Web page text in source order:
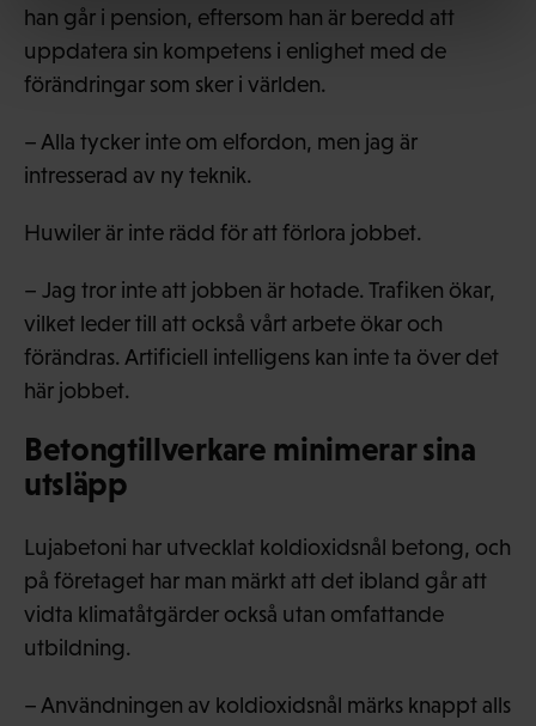
han går i pension, eftersom han är beredd att
uppdatera sin kompetens i enlighet med de
förändringar som sker i världen.
– Alla tycker inte om elfordon, men jag är
intresserad av ny teknik.
Huwiler är inte rädd för att förlora jobbet.
– Jag tror inte att jobben är hotade. Trafiken ökar,
vilket leder till att också vårt arbete ökar och
förändras. Artificiell intelligens kan inte ta över det
här jobbet.
Betongtillverkare minimerar sina
utsläpp
Lujabetoni har utvecklat koldioxidsnål betong, och
på företaget har man märkt att det ibland går att
vidta klimatåtgärder också utan omfattande
utbildning.
– Användningen av koldioxidsnål märks knappt alls